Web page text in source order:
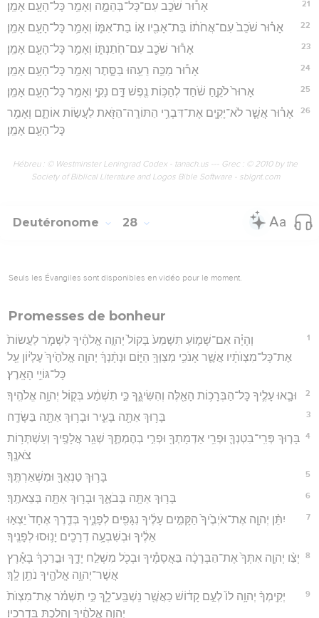
21 אָר֕וּר שֹׁכֵ֖ב עִם־כָּל־בְּהֵמָ֑ה וְאָמַ֥ר כָּל־הָעָ֖ם אָמֵֽן׃
22 אָר֗וּר שֹׁכֵב֙ עִם־אֲחֹת֔וֹ בַּת־אָבִ֖יו א֣וֹ בַת־אִמּ֑וֹ וְאָמַ֥ר כָּל־הָעָ֖ם אָמֵֽן׃
23 אָר֕וּר שֹׁכֵ֖ב עִם־חֹֽתַנְתּ֑וֹ וְאָמַ֥ר כָּל־הָעָ֖ם אָמֵֽן׃
24 אָר֕וּר מַכֵּ֥ה רֵעֵ֖הוּ בַּסָּ֑תֶר וְאָמַ֥ר כָּל־הָעָ֖ם אָמֵֽן׃
25 אָרוּר֙ לֹקֵ֣חַ שֹׁ֔חַד לְהַכּ֥וֹת נֶ֖פֶשׁ דָּ֣ם נָקִ֑י וְאָמַ֥ר כָּל־הָעָ֖ם אָמֵֽן׃
26
אָר֗וּר אֲשֶׁ֧ר לֹא־יָקִ֛ים אֶת־דִּבְרֵ֥י הַתּוֹרָֽה־הַזֹּ֖את לַעֲשׂ֣וֹת אוֹתָ֑ם וְאָמַ֥ר
כָּל־הָעָ֖ם אָמֵֽן׃
Hébreu : © Westminster Leningrad Codex - tanach.us --- Grec : © 2010 by the
Society of Biblical Literature and Logos Bible Software - sblgnt.com
Deutéronome 28
Seuls les Évangiles sont disponibles en vidéo pour le moment.
Promesses de bonheur
1
וְהָיָ֗ה אִם־שָׁמ֤וֹעַ תִּשְׁמַע֙ בְּקוֹל֙ יְהוָ֣ה אֱלֹהֶ֔יךָ לִשְׁמֹ֤ר לַעֲשׂוֹת֙
אֶת־כָּל־מִצְוֺתָ֔יו אֲשֶׁ֛ר אָנֹכִ֥י מְצַוְּךָ֖ הַיּ֑וֹם וּנְתָ֨נְךָ֜ יְהוָ֤ה אֱלֹהֶ֙יךָ֙ עֶלְי֔וֹן עַ֖ל
כָּל־גּוֹיֵ֥י הָאָֽרֶץ׃
2 וּבָ֧אוּ עָלֶ֛יךָ כָּל־הַבְּרָכ֥וֹת הָאֵ֖לֶּה וְהִשִּׂיגֻ֑ךָ כִּ֣י תִשְׁמַ֔ע בְּק֖וֹל יְהוָ֥ה אֱלֹהֶֽיךָ׃
3 בָּר֥וּךְ אַתָּ֖ה בָּעִ֑יר וּבָר֥וּךְ אַתָּ֖ה בַּשָּׂדֶֽה׃
4
בָּר֧וּךְ פְּרִֽי־בִטְנְךָ֛ וּפְרִ֥י אַדְמָתְךָ֖ וּפְרִ֣י בְהֶמְתֶּ֑ךָ שְׁגַ֥ר אֲלָפֶ֖יךָ וְעַשְׁתְּר֥וֹת
צֹאנֶֽךָ׃
5 בָּר֥וּךְ טַנְאֲךָ֖ וּמִשְׁאַרְתֶּֽךָ׃
6 בָּר֥וּךְ אַתָּ֖ה בְּבֹאֶ֑ךָ וּבָר֥וּךְ אַתָּ֖ה בְּצֵאתֶֽךָ׃
7
יִתֵּ֨ן יְהוָ֤ה אֶת־אֹיְבֶ֙יךָ֙ הַקָּמִ֣ים עָלֶ֔יךָ נִגָּפִ֖ים לְפָנֶ֑יךָ בְּדֶ֤רֶךְ אֶחָד֙ יֵצְא֣וּ
אֵלֶ֔יךָ וּבְשִׁבְעָ֥ה דְרָכִ֖ים יָנ֥וּסוּ לְפָנֶֽיךָ׃
8
יְצַ֨ו יְהוָ֤ה אִתְּךָ֙ אֶת־הַבְּרָכָ֔ה בַּאֲסָמֶ֕יךָ וּבְכֹ֖ל מִשְׁלַ֣ח יָדֶ֑ךָ וּבֵ֣רַכְךָ֔ בָּאָ֕רֶץ
אֲשֶׁר־יְהוָ֥ה אֱלֹהֶ֖יךָ נֹתֵ֥ן לָֽךְ׃
9
יְקִֽימְךָ֨ יְהוָ֥ה לוֹ֙ לְעַ֣ם קָד֔וֹשׁ כַּאֲשֶׁ֖ר נִֽשְׁבַּֽע־לָ֑ךְ כִּ֣י תִשְׁמֹ֗ר אֶת־מִצְוֺת֙
יְהוָ֣ה אֱלֹהֶ֔יךָ וְהָלַכְתָּ֖ בִּדְרָכָֽיו׃